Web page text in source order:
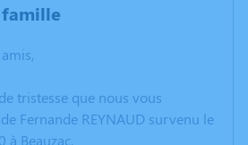
famille
tristesse que nous vous
Fernande REYNAUD survenu le
Beauzac.